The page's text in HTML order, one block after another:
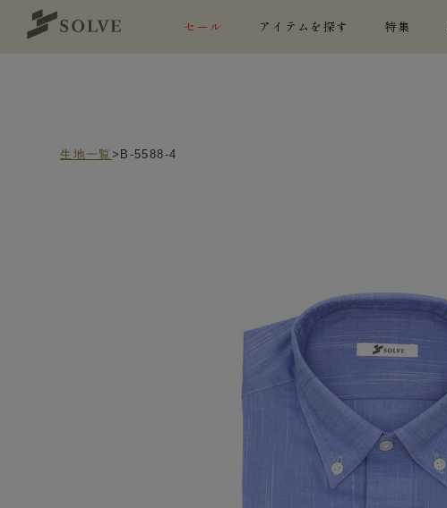
セール アイテムを探す 特集
生地一覧 >B-5588-4